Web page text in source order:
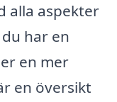
alla aspekter
har en
en mer
en översikt